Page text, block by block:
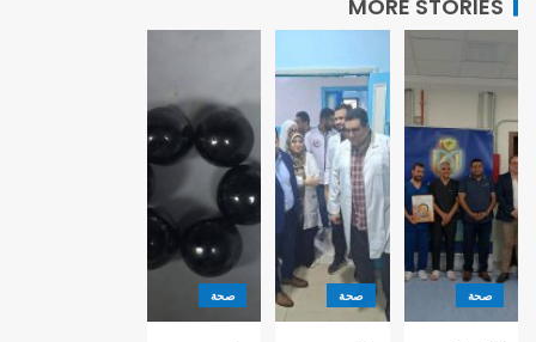
MORE STORIES
صحة صحة صحة